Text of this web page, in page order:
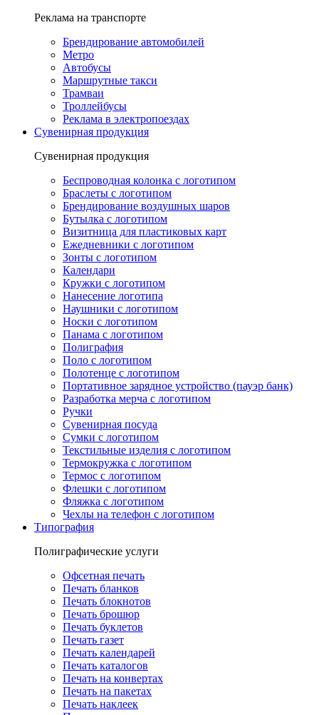
Реклама на транспорте
Брендирование автомобилей
Метро
Автобусы
Маршрутные такси
Трамваи
Троллейбусы
Реклама в электропоездах
Сувенирная продукция
Сувенирная продукция
Беспроводная колонка с логотипом
Браслеты с логотипом
Брендирование воздушных шаров
Бутылка с логотипом
Визитница для пластиковых карт
Ежедневники с логотипом
Зонты с логотипом
Календари
Кружки с логотипом
Нанесение логотипа
Наушники с логотипом
Носки с логотипом
Панама с логотипом
Полиграфия
Поло с логотипом
Полотенце с логотипом
Портативное зарядное устройство (пауэр банк)
Разработка мерча с логотипом
Ручки
Сувенирная посуда
Сумки с логотипом
Текстильные изделия с логотипом
Термокружка с логотипом
Термос с логотипом
Флешки с логотипом
Фляжка с логотипом
Чехлы на телефон с логотипом
Типография
Полиграфические услуги
Офсетная печать
Печать бланков
Печать блокнотов
Печать брошюр
Печать буклетов
Печать газет
Печать календарей
Печать каталогов
Печать на конвертах
Печать на пакетах
Печать наклеек